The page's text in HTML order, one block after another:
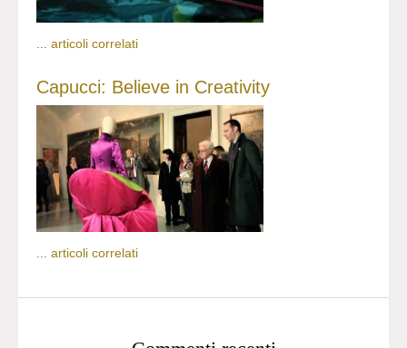
articoli correlati
Capucci: Believe in Creativity
... articoli correlati